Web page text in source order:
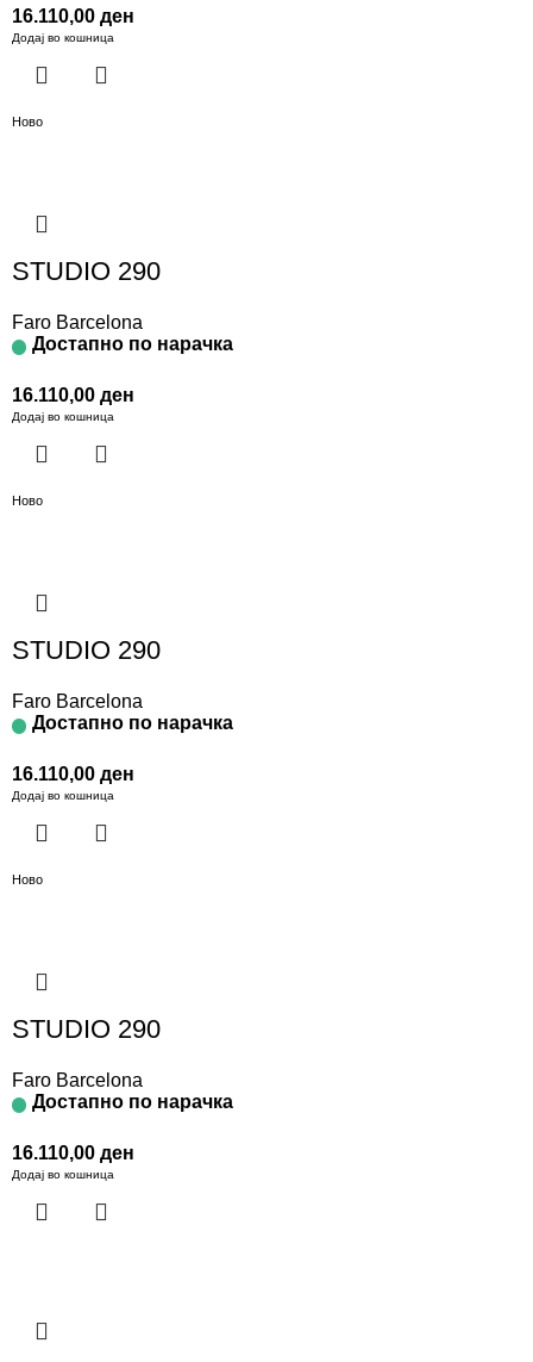
16.110,00 ден
Додај во кошница
Ново
STUDIO 290
Faro Barcelona
Достапно по нарачка
16.110,00 ден
Додај во кошница
Ново
STUDIO 290
Faro Barcelona
Достапно по нарачка
16.110,00 ден
Додај во кошница
Ново
STUDIO 290
Faro Barcelona
Достапно по нарачка
16.110,00 ден
Додај во кошница